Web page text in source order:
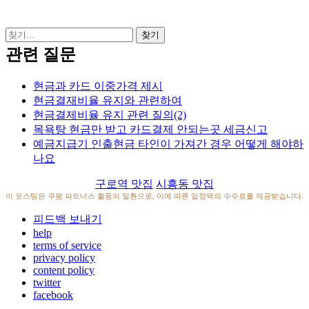
관련 질문
현금과 카드 이중가격 제시
현금결재비율 유지와 관련하여
현금결제비율 유지 관련 질의(2)
목욕탕 현금만 받고 카드결제 안되는곳 세금신고
예금지급기 인출현금 타인이 가져간 경우 어떻게 해야하
나요
구로역 맛집 시흥동 맛집
이 포스팅은 쿠팡 파트너스 활동의 일환으로, 이에 따른 일정액의 수수료를 제공받습니다.
피드백 보내기
help
terms of service
privacy policy
content policy
twitter
facebook